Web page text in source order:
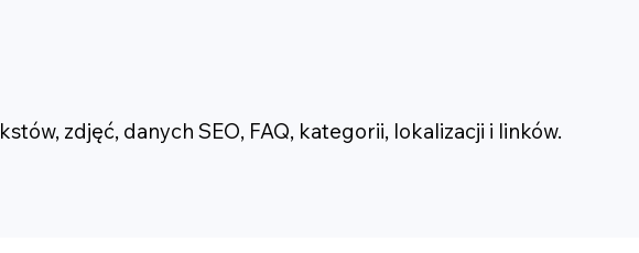
zdjęć, danych SEO, FAQ, kategorii, lokalizacji i linków.